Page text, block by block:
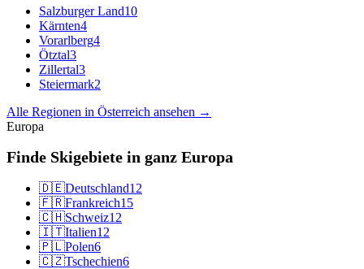
Salzburger Land10
Kärnten4
Vorarlberg4
Ötztal3
Zillertal3
Steiermark2
Alle Regionen in Österreich ansehen →
Europa
Finde Skigebiete in ganz Europa
🇩🇪Deutschland12
🇫🇷Frankreich15
🇨🇭Schweiz12
🇮🇹Italien12
🇵🇱Polen6
🇨🇿Tschechien6